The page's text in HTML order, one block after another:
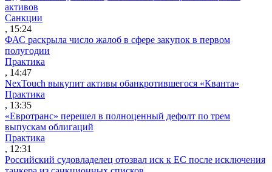
активов
Санкции
, 15:24
ФАС раскрыла число жалоб в сфере закупок в первом
полугодии
Практика
, 14:47
NexTouch выкупит активы обанкротившегося «Кванта»
Практика
, 13:35
«Евротранс» перешел в полноценный дефолт по трем
выпускам облигаций
Практика
, 12:31
Российский судовладелец отозвал иск к ЕС после исключения